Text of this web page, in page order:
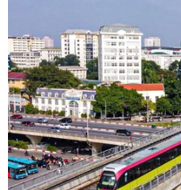
Ngoại giao
công nghệ trở thành trụ
nền đối ngoại Việt Nam
05/08/2026 14:56